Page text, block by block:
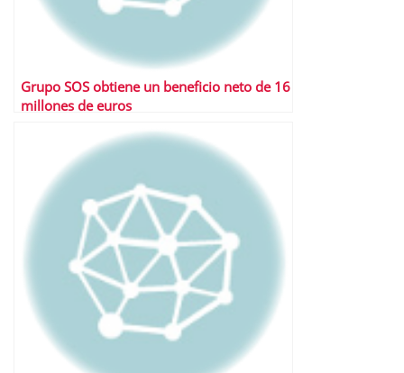
Grupo SOS obtiene un beneficio neto de 16
millones de euros